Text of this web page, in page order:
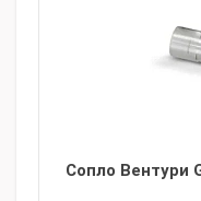
Сопло Вентури